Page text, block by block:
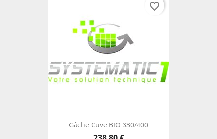
Gâche Cuve BIO 330/400
favorite_border